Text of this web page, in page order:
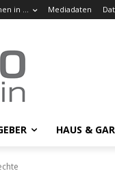
in … Mediadaten
HAUS &